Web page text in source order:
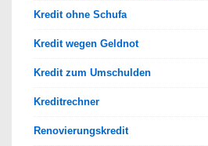
Kredit ohne Schufa
Kredit wegen Geldnot
Kredit zum Umschulden
Kreditrechner
Renovierungskredit